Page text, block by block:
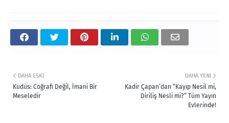
DAHA YENI
Kadir Çapan’dan “Kayıp Nesil mi,
Diriliş Nesli mi?” Tüm Yayın
Evlerinde!
DAHA ESKI
Kudüs: Coğrafi Değil, İmani Bir
Meseledir